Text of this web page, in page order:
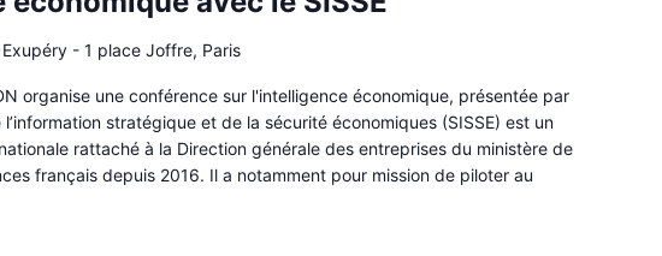
Exupéry - 1 place Joffre, Paris
organise une conférence sur l'intelligence économique, présentée par
l’information stratégique et de la sécurité économiques (SISSE) est un
rattaché à la Direction générale des entreprises du ministère de
français depuis 2016. Il a notamment pour mission de piloter au